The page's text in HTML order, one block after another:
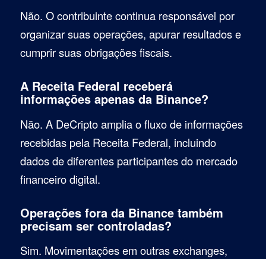
Não. O contribuinte continua responsável por
organizar suas operações, apurar resultados e
cumprir suas obrigações fiscais.
A Receita Federal receberá
informações apenas da Binance?
Não. A DeCripto amplia o fluxo de informações
recebidas pela Receita Federal, incluindo
dados de diferentes participantes do mercado
financeiro digital.
Operações fora da Binance também
precisam ser controladas?
Sim. Movimentações em outras exchanges,